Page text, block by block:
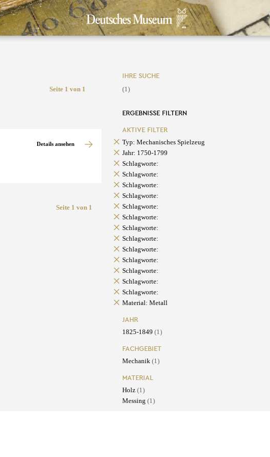
Seite 1 von 1
Details ansehen
Seite 1 von 1
IHRE SUCHE
(1)
ERGEBNISSE FILTERN
AKTIVE FILTER
Typ: Mechanisches Spielzeug
Jahr: 1750-1799
Schlagworte:
Schlagworte:
Schlagworte:
Schlagworte:
Schlagworte:
Schlagworte:
Schlagworte:
Schlagworte:
Schlagworte:
Schlagworte:
Schlagworte:
Schlagworte:
Schlagworte:
Material: Metall
JAHR
1825-1849 (1)
FACHGEBIET
Mechanik (1)
MATERIAL
Holz (1)
Messing (1)